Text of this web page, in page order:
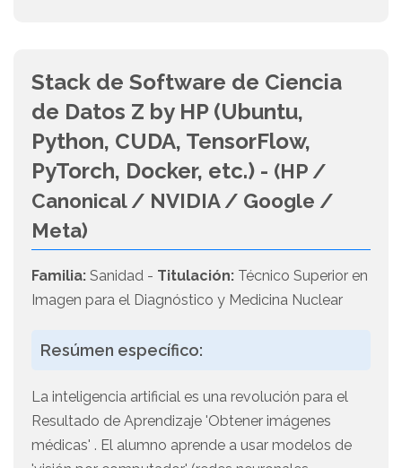
Stack de Software de Ciencia
de Datos Z by HP (Ubuntu,
Python, CUDA, TensorFlow,
PyTorch, Docker, etc.) - (HP /
Canonical / NVIDIA / Google /
Meta)
Familia: Sanidad - Titulación: Técnico Superior en
Imagen para el Diagnóstico y Medicina Nuclear
Resúmen específico:
La inteligencia artificial es una revolución para el
Resultado de Aprendizaje 'Obtener imágenes
médicas' . El alumno aprende a usar modelos de